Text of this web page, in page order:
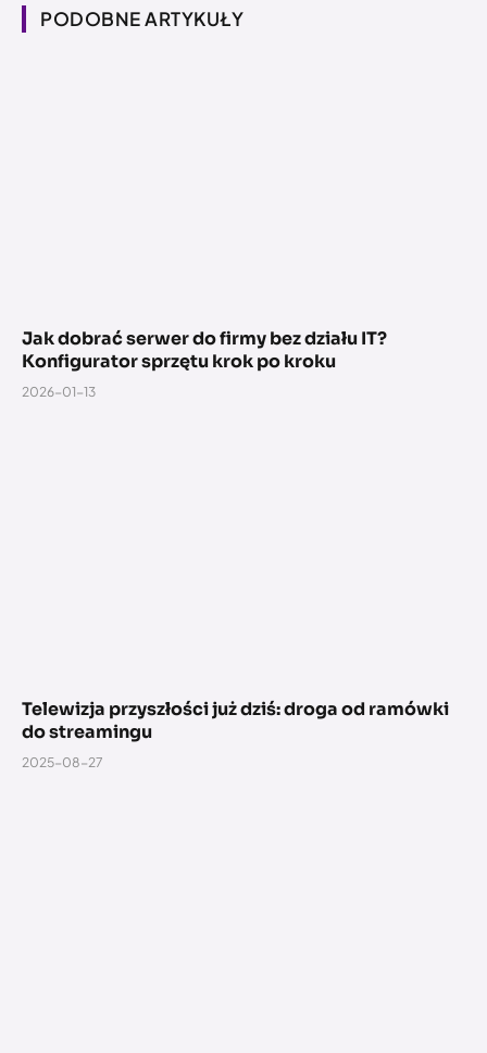
PODOBNE ARTYKUŁY
Jak dobrać serwer do firmy bez działu IT?
Konfigurator sprzętu krok po kroku
2026-01-13
Telewizja przyszłości już dziś: droga od ramówki
do streamingu
2025-08-27